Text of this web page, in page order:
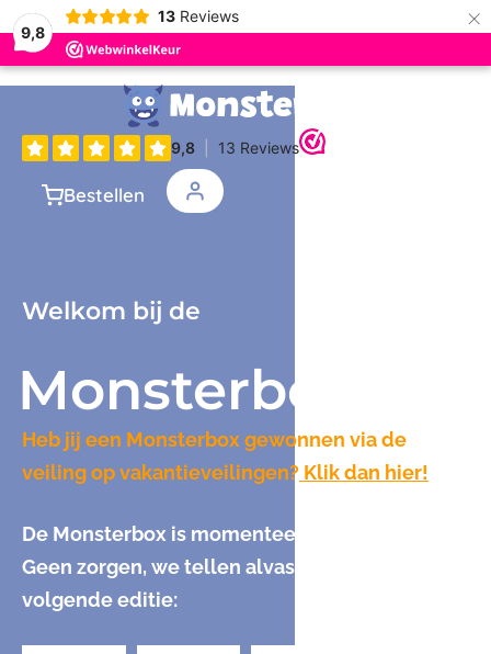
9,8
13 Reviews ×
Bestellen
Welkom bij de
Monsterbox
Heb jij een Monsterbox gewonnen via de
veiling op vakantieveilingen? Klik dan hier!
De Monsterbox is momenteel uitverkocht.
Geen zorgen, we tellen alvast af naar de
volgende editie: